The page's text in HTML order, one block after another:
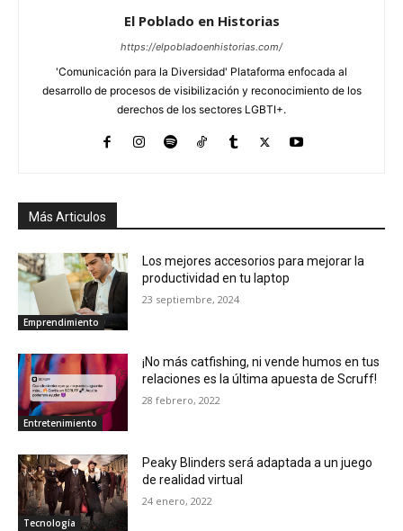
El Poblado en Historias
https://elpobladoenhistorias.com/
'Comunicación para la Diversidad' Plataforma enfocada al
desarrollo de procesos de visibilización y reconocimiento de los
derechos de los sectores LGBTI+.
Más Articulos
Emprendimiento
Los mejores accesorios para mejorar la
productividad en tu laptop
23 septiembre, 2024
Entretenimiento
¡No más catfishing, ni vende humos en tus
relaciones es la última apuesta de Scruff!
28 febrero, 2022
Tecnología
Peaky Blinders será adaptada a un juego
de realidad virtual
24 enero, 2022